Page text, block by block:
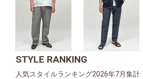
STYLE RANKING
人気スタイルランキング2026年7月集計